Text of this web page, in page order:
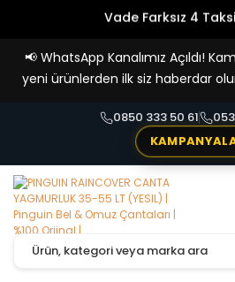
Vade Farksız 4
📢 WhatsApp Kanalımız Açıldı!
yeni ürünlerden ilk siz haberdar
0850 333 50 61